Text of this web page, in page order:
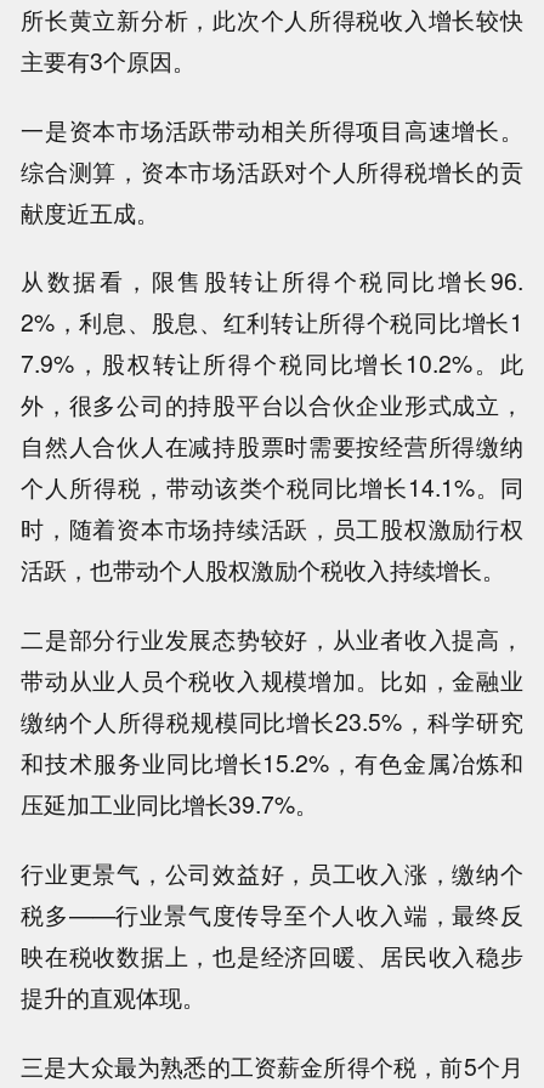
所长黄立新分析，此次个人所得税收入增长较快
主要有3个原因。
一是资本市场活跃带动相关所得项目高速增长。
综合测算，资本市场活跃对个人所得税增长的贡
献度近五成。
从数据看，限售股转让所得个税同比增长96.
2%，利息、股息、红利转让所得个税同比增长1
7.9%，股权转让所得个税同比增长10.2%。此
外，很多公司的持股平台以合伙企业形式成立，
自然人合伙人在减持股票时需要按经营所得缴纳
个人所得税，带动该类个税同比增长14.1%。同
时，随着资本市场持续活跃，员工股权激励行权
活跃，也带动个人股权激励个税收入持续增长。
二是部分行业发展态势较好，从业者收入提高，
带动从业人员个税收入规模增加。比如，金融业
缴纳个人所得税规模同比增长23.5%，科学研究
和技术服务业同比增长15.2%，有色金属冶炼和
压延加工业同比增长39.7%。
行业更景气，公司效益好，员工收入涨，缴纳个
税多——行业景气度传导至个人收入端，最终反
映在税收数据上，也是经济回暖、居民收入稳步
提升的直观体现。
三是大众最为熟悉的工资薪金所得个税，前5个月